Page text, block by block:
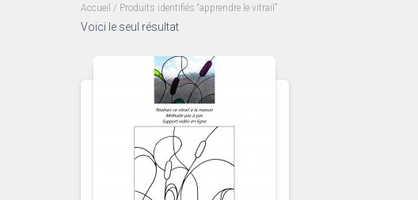
Accueil / Produits identifiés “apprendre le vitrail”
Voici le seul résultat